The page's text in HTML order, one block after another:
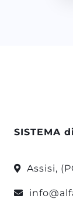
SISTEMA
Assisi,